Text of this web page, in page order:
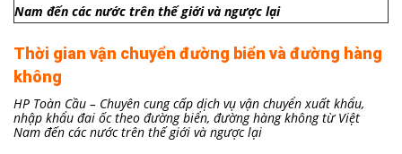
Nam đến các nước trên thế giới và ngược lại
Thời gian vận chuyển đường biển và đường hàng
không
HP Toàn Cầu – Chuyên cung cấp dịch vụ vận chuyển xuất khẩu,
nhập khẩu đai ốc theo đường biển, đường hàng không từ Việt
Nam đến các nước trên thế giới và ngược lại